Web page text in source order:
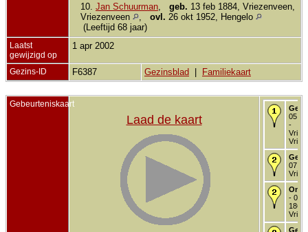
10. Jan Schuurman geb. 13 feb 1884, Vriezenveen,
Vriezenveen
ovl. 26 okt 1952, Hengelo
(Leeftijd 68 jaar)
Laatst
gewijzigd op
1 apr 2002
Gezins-ID F6387 Gezinsblad Familiekaart
Gebeurteniskaart
Laad de kaart
05
-
07
- 09
1862